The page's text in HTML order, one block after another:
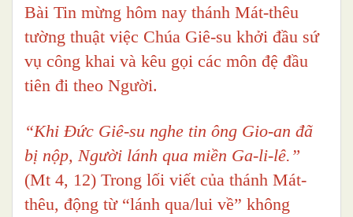
Bài Tin mừng hôm nay thánh Mát-thêu
tường thuật việc Chúa Giê-su khởi đầu sứ
vụ công khai và kêu gọi các môn đệ đầu
tiên đi theo Người.
“Khi Đức Giê-su nghe tin ông Gio-an đã
bị nộp, Người lánh qua miền Ga-li-lê.”
(Mt 4, 12) Trong lối viết của thánh Mát-
thêu, động từ “lánh qua/lui về” không